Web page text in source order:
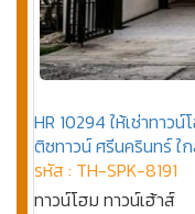
HR 10294 ให้เช่าทาว
ติซทาวน์ ศรีนครินทร์ ใ
รหัส : TH-SPK-8191
ทาวน์โฮม ทาวน์เฮ้าส์